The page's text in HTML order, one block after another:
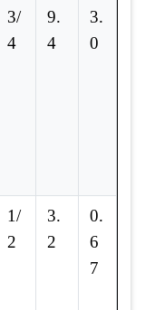
3/
4
9.
4
3.
0
1/
2
3.
2
0.
6
7